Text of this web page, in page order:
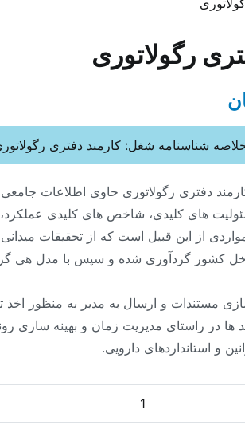
رگولاتوری حاوی اطلاعات جامعی در
شاخص های کلیدی عملکرد، شایستگی
قبیل است که از تحقیقات میدانی در صنایع
شده و سپس با مدل هی گروپ تحلیل
ارسال به مدیر به منظور اخذ تایید و
مدیریت زمان و بهینه سازی روند کنترل
دارویی.
شغل: کارمند دفتری رگولاتوری